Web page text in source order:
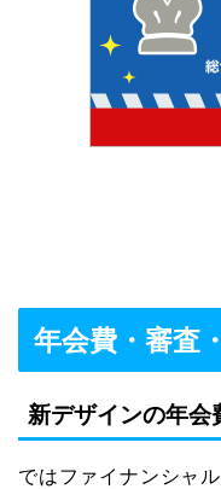
年会費・審査
新デザインの年会
ではファイナンシャ